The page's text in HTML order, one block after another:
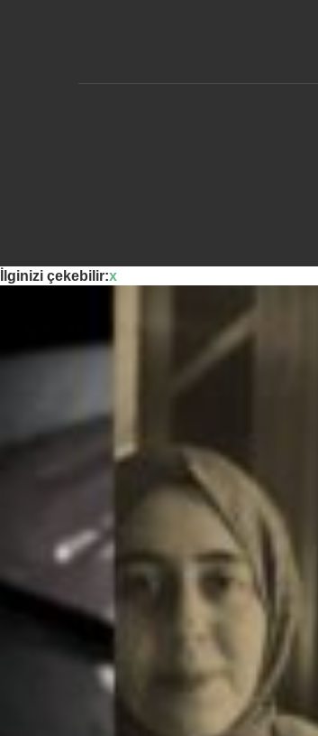
İlginizi çekebilir:x